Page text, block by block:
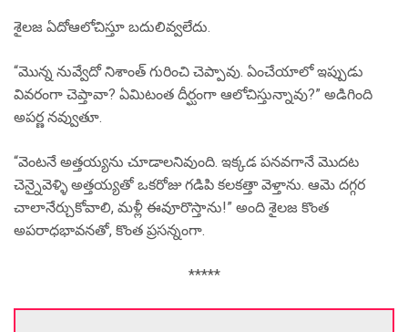
శైలజ ఏదోఆలోచిస్తూ బదులివ్వలేదు.
“మొన్న నువ్వేదో నిశాంత్ గురించి చెప్పావు. ఏంచేయాలో ఇప్పుడు
వివరంగా చెప్తావా? ఏమిటంత దీర్ఘంగా ఆలోచిస్తున్నావు?” అడిగింది
అపర్ణ నవ్వుతూ.
“వెంటనే అత్తయ్యను చూడాలనివుంది. ఇక్కడ పనవగానే మొదట
చెన్నైవెళ్ళి అత్తయ్యతో ఒకరోజు గడిపి కలకత్తా వెళ్తాను. ఆమె దగ్గర
చాలానేర్చుకోవాలి, మళ్లీ ఈవూరొస్తాను!” అంది శైలజ కొంత
అపరాధభావనతో, కొంత ప్రసన్నంగా.
*****